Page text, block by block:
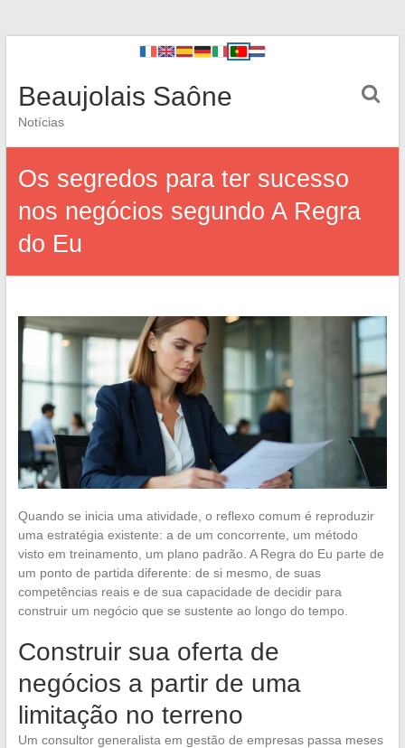
Beaujolais Saône
Notícias
Os segredos para ter sucesso
nos negócios segundo A Regra
do Eu
Quando se inicia uma atividade, o reflexo comum é reproduzir
uma estratégia existente: a de um concorrente, um método
visto em treinamento, um plano padrão. A Regra do Eu parte de
um ponto de partida diferente: de si mesmo, de suas
competências reais e de sua capacidade de decidir para
construir um negócio que se sustente ao longo do tempo.
Construir sua oferta de
negócios a partir de uma
limitação no terreno
Um consultor generalista em gestão de empresas passa meses